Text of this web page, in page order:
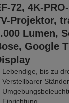
72, 4K-
Projektor,
Lumen,
Google
Lebendige, bis zu
Verstellbarer Ständer,